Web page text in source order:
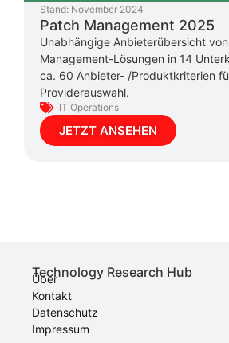
Stand: November 2024
Patch Management 2025
Unabhängige Anbieterübersicht
Management-Lösungen in 14
ca. 60 Anbieter- /Produktkriterien
Providerauswahl.
IT Operations
JETZT ANSEHEN
Technology Research Hub
Über
Kontakt
Datenschutz
Impressum